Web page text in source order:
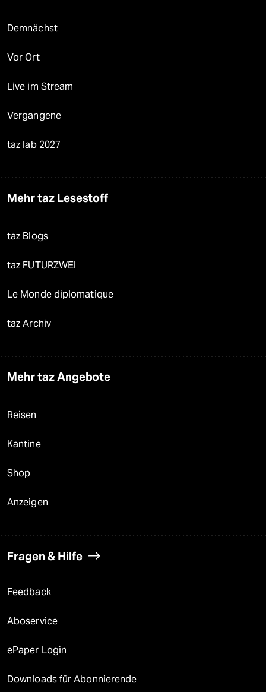
Demnächst
Vor Ort
Live im Stream
Vergangene
taz lab 2027
Mehr taz Lesestoff
taz Blogs
taz FUTURZWEI
Le Monde diplomatique
taz Archiv
Mehr taz Angebote
Reisen
Kantine
Shop
Anzeigen
Fragen & Hilfe
Feedback
Aboservice
ePaper Login
Downloads für Abonnierende